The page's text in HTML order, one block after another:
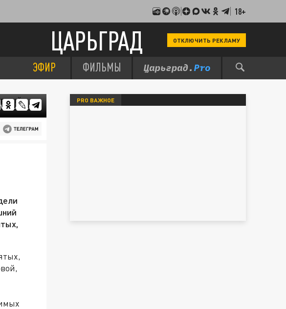
18+
ЦАРЬГРАД ОТКЛЮЧИТЬ РЕКЛАМУ
ЭФИР ФИЛЬМЫ
PRO ВАЖНОЕ